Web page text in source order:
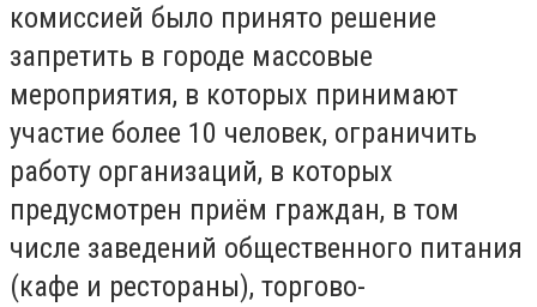
комиссией было принято решение
запретить в городе массовые
мероприятия, в которых принимают
участие более 10 человек, ограничить
работу организаций, в которых
предусмотрен приём граждан, в том
числе заведений общественного питания
(кафе и рестораны), торгово-